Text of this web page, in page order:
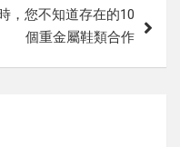
，您不知道存在的10
個重金屬鞋類合作